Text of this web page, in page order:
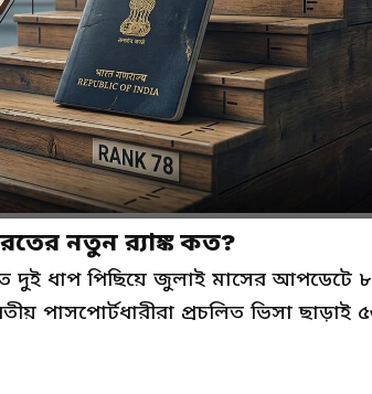
নতুন র‍্যাঙ্ক কত?
দুই ধাপ পিছিয়ে জুলাই মাসের আপডেটে
পাসপোর্টধারীরা প্রচলিত ভিসা ছাড়াই